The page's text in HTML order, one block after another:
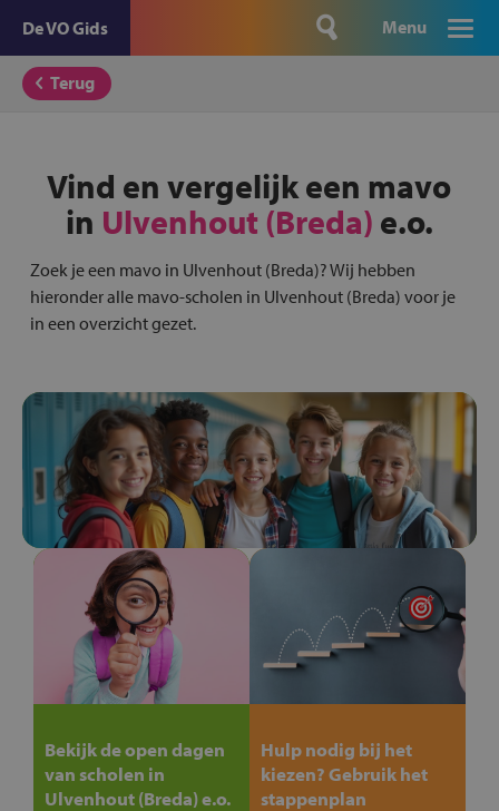
De VO Gids Menu
Terug
Vind en vergelijk een mavo
in Ulvenhout (Breda) e.o.
Zoek je een mavo in Ulvenhout (Breda)? Wij hebben
hieronder alle mavo-scholen in Ulvenhout (Breda) voor je
in een overzicht gezet.
Bekijk de open dagen
van scholen in
Ulvenhout (Breda) e.o.
Hulp nodig bij het
kiezen? Gebruik het
stappenplan